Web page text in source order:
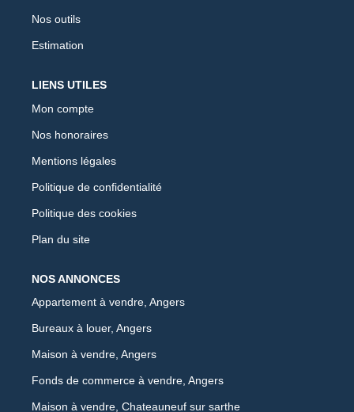
Nos outils
Estimation
LIENS UTILES
Mon compte
Nos honoraires
Mentions légales
Politique de confidentialité
Politique des cookies
Plan du site
NOS ANNONCES
Appartement à vendre, Angers
Bureaux à louer, Angers
Maison à vendre, Angers
Fonds de commerce à vendre, Angers
Maison à vendre, Chateauneuf sur sarthe